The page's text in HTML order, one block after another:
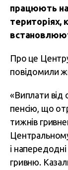
працюють
територіях,
Про це
повідомили
«Виплати від
пенсію, що
тижнів
і
гривню.